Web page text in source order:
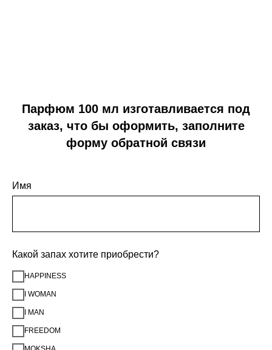
Парфюм 100 мл изготавливается под
заказ, что бы оформить, заполните
форму обратной связи
Имя
Какой запах хотите приобрести?
HAPPINESS
I WOMAN
I MAN
FREEDOM